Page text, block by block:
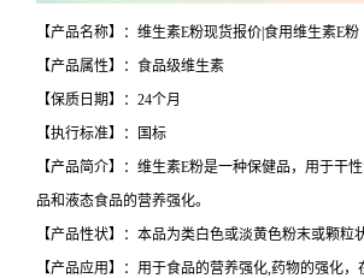
【产品名称】：维生素E粉现货报价|食用维生素E粉
【产品属性】：食品级维生素
【保质日期】：24个月
【执行标准】：国标
【产品简介】：维生素E粉是一种保健品，用于干
品和液态食品的营养强化。
【产品性状】：本品为类白色或淡黄色粉末或颗粒
【产品应用】：用于食品的营养强化,药物的强化